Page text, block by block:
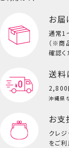
上記につきまして、
ビューティ
キッ
お届
通常1
（※商
確認く
送料
2,800
沖縄県
お支
クレジ
をご利